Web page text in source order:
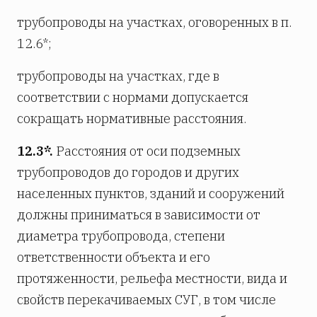
трубопроводы на участках, оговоренных в п.
12.6*;
трубопроводы на участках, где в
соответствии с нормами допускается
сокращать нормативные расстояния.
12.3*. Расстояния от оси подземных
трубопроводов до городов и других
населенных пунктов, зданий и сооружений
должны приниматься в зависимости от
диаметра трубопровода, степени
ответственности объекта и его
протяженности, рельефа местности, вида и
свойств перекачиваемых СУГ, в том числе